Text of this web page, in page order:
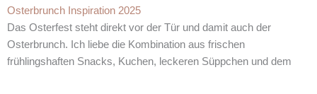
Osterbrunch Inspiration 2025
Das Osterfest steht direkt vor der Tür und damit auch der
Osterbrunch. Ich liebe die Kombination aus frischen
frühlingshaften Snacks, Kuchen, leckeren Süppchen und dem